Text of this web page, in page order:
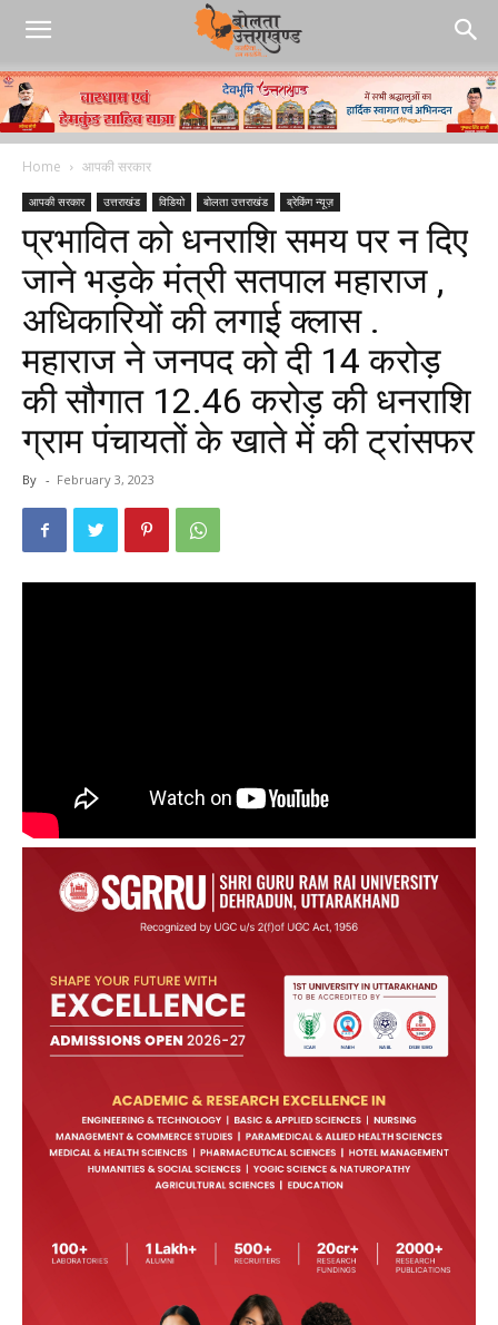
Home आपकी सरकार
आपकी सरकार उत्तराखंड विडियो बोलता उत्तराखंड ब्रेकिंग न्यूज़
प्रभावित को धनराशि समय पर न दिए
जाने भड़के मंत्री सतपाल महाराज ,
अधिकारियों की लगाई क्लास .
महाराज ने जनपद को दी 14 करोड़
की सौगात 12.46 करोड़ की धनराशि
ग्राम पंचायतों के खाते में की ट्रांसफर
By - February 3, 2023